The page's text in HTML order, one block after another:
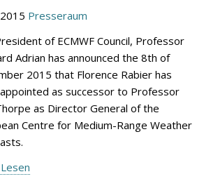
Presseraum
of ECMWF Council, Professor
Adrian has announced the 8th of
2015 that Florence Rabier has
as successor to Professor
as Director General of the
Centre for Medium-Range Weather